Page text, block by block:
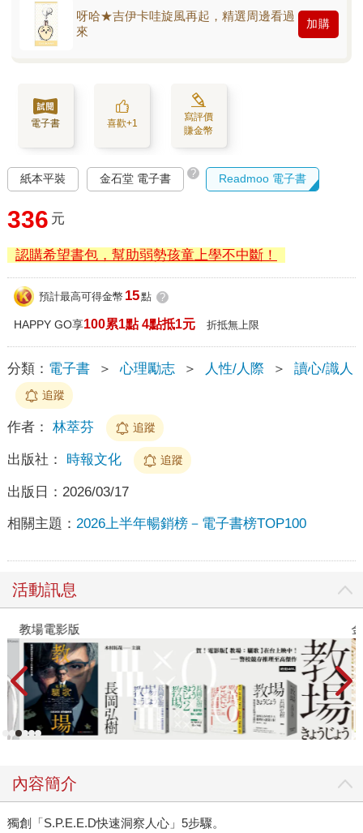
呀哈★吉伊卡哇旋風再起，精選周邊看過
來
加購
電子書 喜歡+1
寫評價
賺金幣
紙本平裝 金石堂 電子書 ? Readmoo 電子書
336 元
認購希望書包，幫助弱勢孩童上學不中斷！
預計最高可得金幣 15點 ?
HAPPY GO享100累1點 4點抵1元 折抵無上限
分類： 電子書 ＞ 心理勵志 ＞ 人性/人際 ＞ 讀心/識人
追蹤
作者： 林萃芬 追蹤
出版社： 時報文化 追蹤
出版日： 2026/03/17
相關主題： 2026上半年暢銷榜－電子書榜TOP100
活動訊息
教場電影版
內容簡介
獨創「S.P.E.E.D快速洞察人心」5步驟。